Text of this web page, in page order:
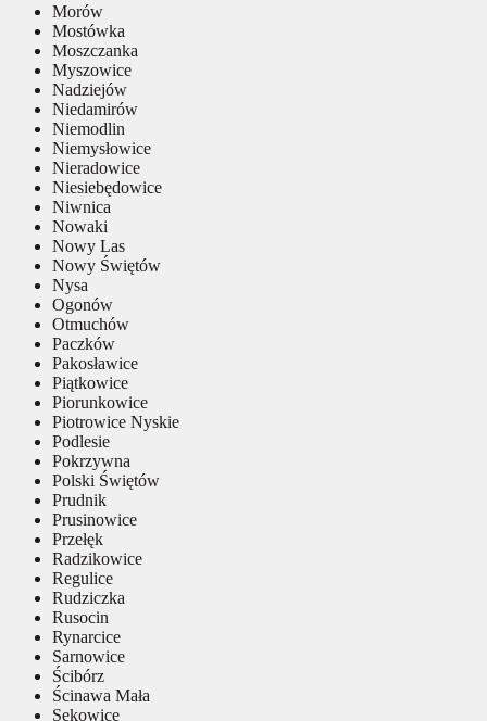
Morów
Mostówka
Moszczanka
Myszowice
Nadziejów
Niedamirów
Niemodlin
Niemysłowice
Nieradowice
Niesiebędowice
Niwnica
Nowaki
Nowy Las
Nowy Świętów
Nysa
Ogonów
Otmuchów
Paczków
Pakosławice
Piątkowice
Piorunkowice
Piotrowice Nyskie
Podlesie
Pokrzywna
Polski Świętów
Prudnik
Prusinowice
Przełęk
Radzikowice
Regulice
Rudziczka
Rusocin
Rynarcice
Sarnowice
Ścibórz
Ścinawa Mała
Sękowice